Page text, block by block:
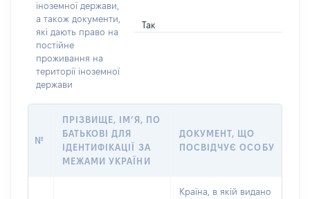
іноземної держави,
а також документи,
які дають право на
постійне
проживання на
території іноземної
держави
Так
№
ПРІЗВИЩЕ, ІМ’Я, ПО
БАТЬКОВІ ДЛЯ
ІДЕНТИФІКАЦІЇ ЗА
МЕЖАМИ УКРАЇНИ
ДОКУМЕНТ, ЩО
ПОСВІДЧУЄ ОСОБУ
Країна, в якій видано